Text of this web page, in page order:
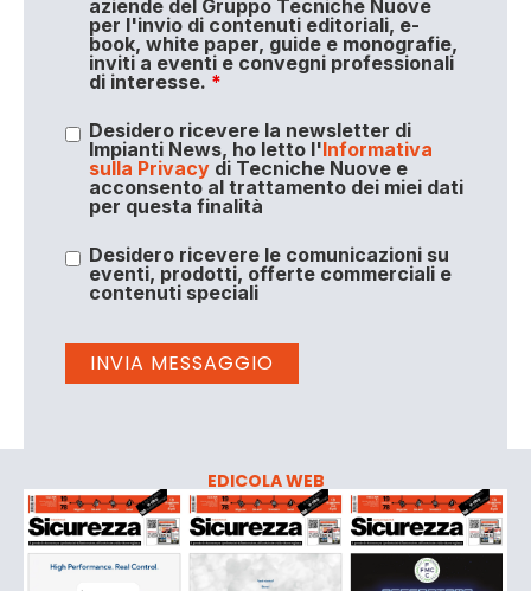
aziende del Gruppo Tecniche Nuove
per l'invio di contenuti editoriali, e-
book, white paper, guide e monografie,
inviti a eventi e convegni professionali
di interesse. *
Desidero ricevere la newsletter di
Impianti News, ho letto l'Informativa
sulla Privacydi Tecniche Nuove e
acconsento al trattamento dei miei dati
per questa finalità
Desidero ricevere le comunicazioni su
eventi, prodotti, offerte commerciali e
contenuti speciali
EDICOLA WEB